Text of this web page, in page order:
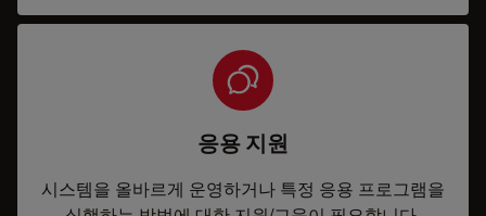
응용 지원
시스템을 올바르게 운영하거나 특정 응용 프로그램을